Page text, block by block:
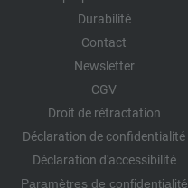
Durabilité
Contact
Newsletter
CGV
Droit de rétractation
Déclaration de confidentialité
Déclaration d'accessibilité
Paramètres de confidentialité